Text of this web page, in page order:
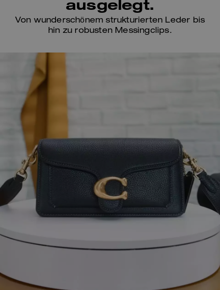
ausgelegt.
Von wunderschönem strukturierten Leder bis
hin zu robusten Messingclips.